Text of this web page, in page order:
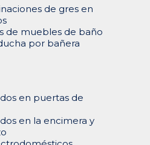
de gres en
de muebles de baño
por bañera
en puertas de
en la encimera y